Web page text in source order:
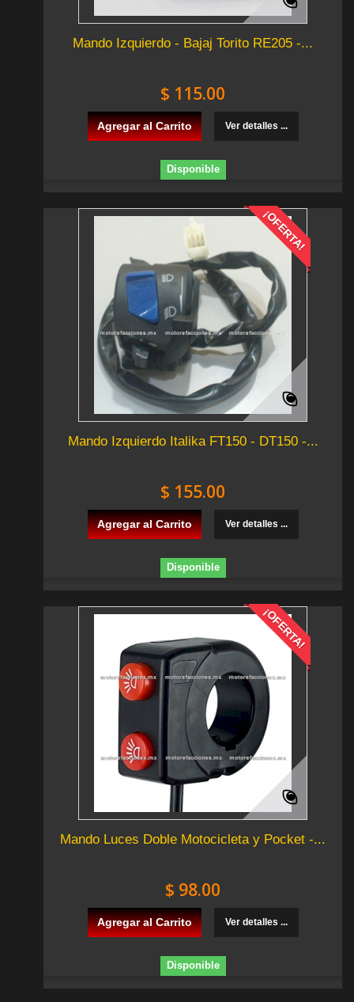
Mando Izquierdo - Bajaj Torito RE205 -...
$ 115.00
Agregar al Carrito Ver detalles ...
Disponible
¡OFERTA!
Mando Izquierdo Italika FT150 - DT150 -...
$ 155.00
Agregar al Carrito Ver detalles ...
Disponible
¡OFERTA!
Mando Luces Doble Motocicleta y Pocket -...
$ 98.00
Agregar al Carrito Ver detalles ...
Disponible